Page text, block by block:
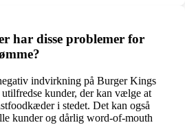
har disse problemer for
indvirkning på Burger Kings
kunder, der kan vælge at
i stedet. Det kan også
kunder og dårlig word-of-mouth